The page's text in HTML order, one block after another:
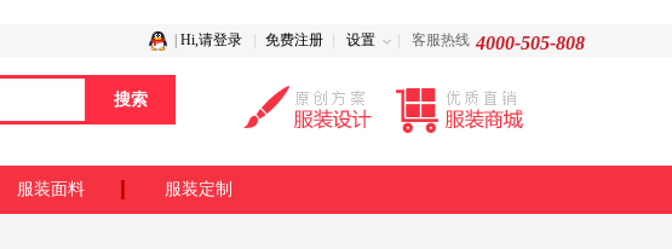
Hi,请登录 免费注册 设置 客服热线 4000-505-808
服装面料 服装定制